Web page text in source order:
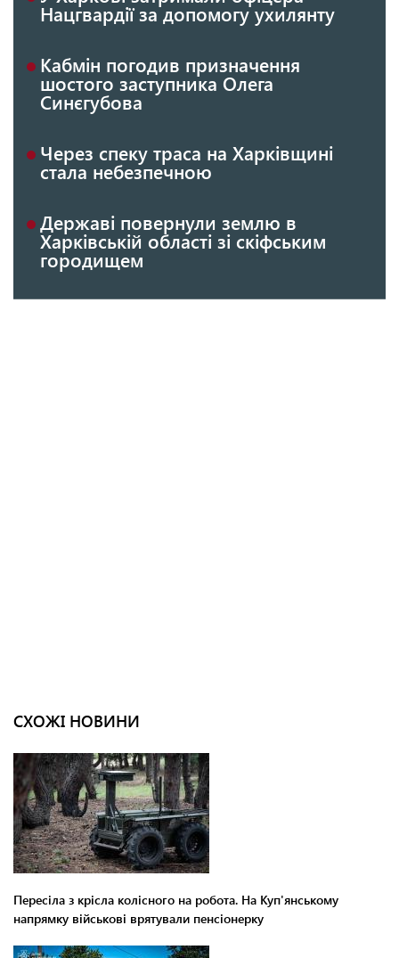
Нацгвардії за допомогу ухилянту
Кабмін погодив призначення
шостого заступника Олега
Синєгубова
Через спеку траса на Харківщині
стала небезпечною
Державі повернули землю в
Харківській області зі скіфським
городищем
СХОЖІ НОВИНИ
Пересіла з крісла колісного на робота. На Куп'янському
напрямку військові врятували пенсіонерку